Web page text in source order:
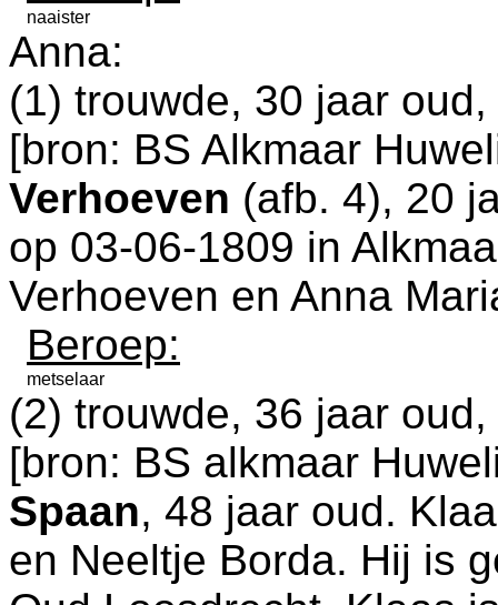
naaister
Anna:
(1) trouwde, 30 jaar
[bron: BS Alkmaar
Verhoeven (afb. 4), 20
op 03-06-1809 in
Verhoeven en Anna
Beroep:
metselaar
(2) trouwde, 36 jaar
[bron: BS alkmaar
Spaan, 48 jaar oud.
en Neeltje Borda. Hij is